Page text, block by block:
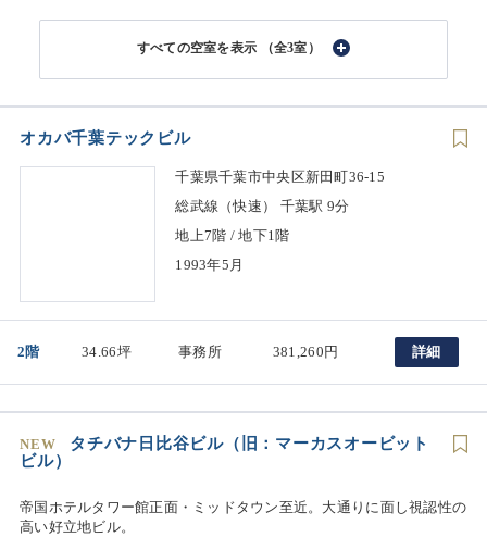
（全3室）
オカバ千葉テックビル
千葉県千葉市中央区新田町36-15
総武線（快速） 千葉駅 9分
地上7階 / 地下1階
1993年5月
2階 34.66坪 事務所 381,260円 詳細
NEW
タチバナ日比谷ビル（旧：マーカスオービット
ビル）
帝国ホテルタワー館正面・ミッドタウン至近。大通りに面し視認性の
高い好立地ビル。